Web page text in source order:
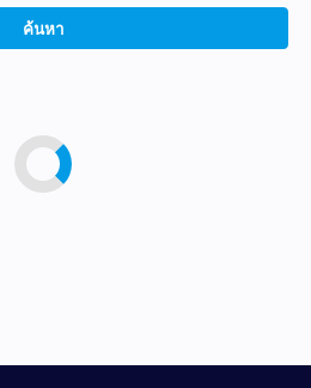
ค้นหา